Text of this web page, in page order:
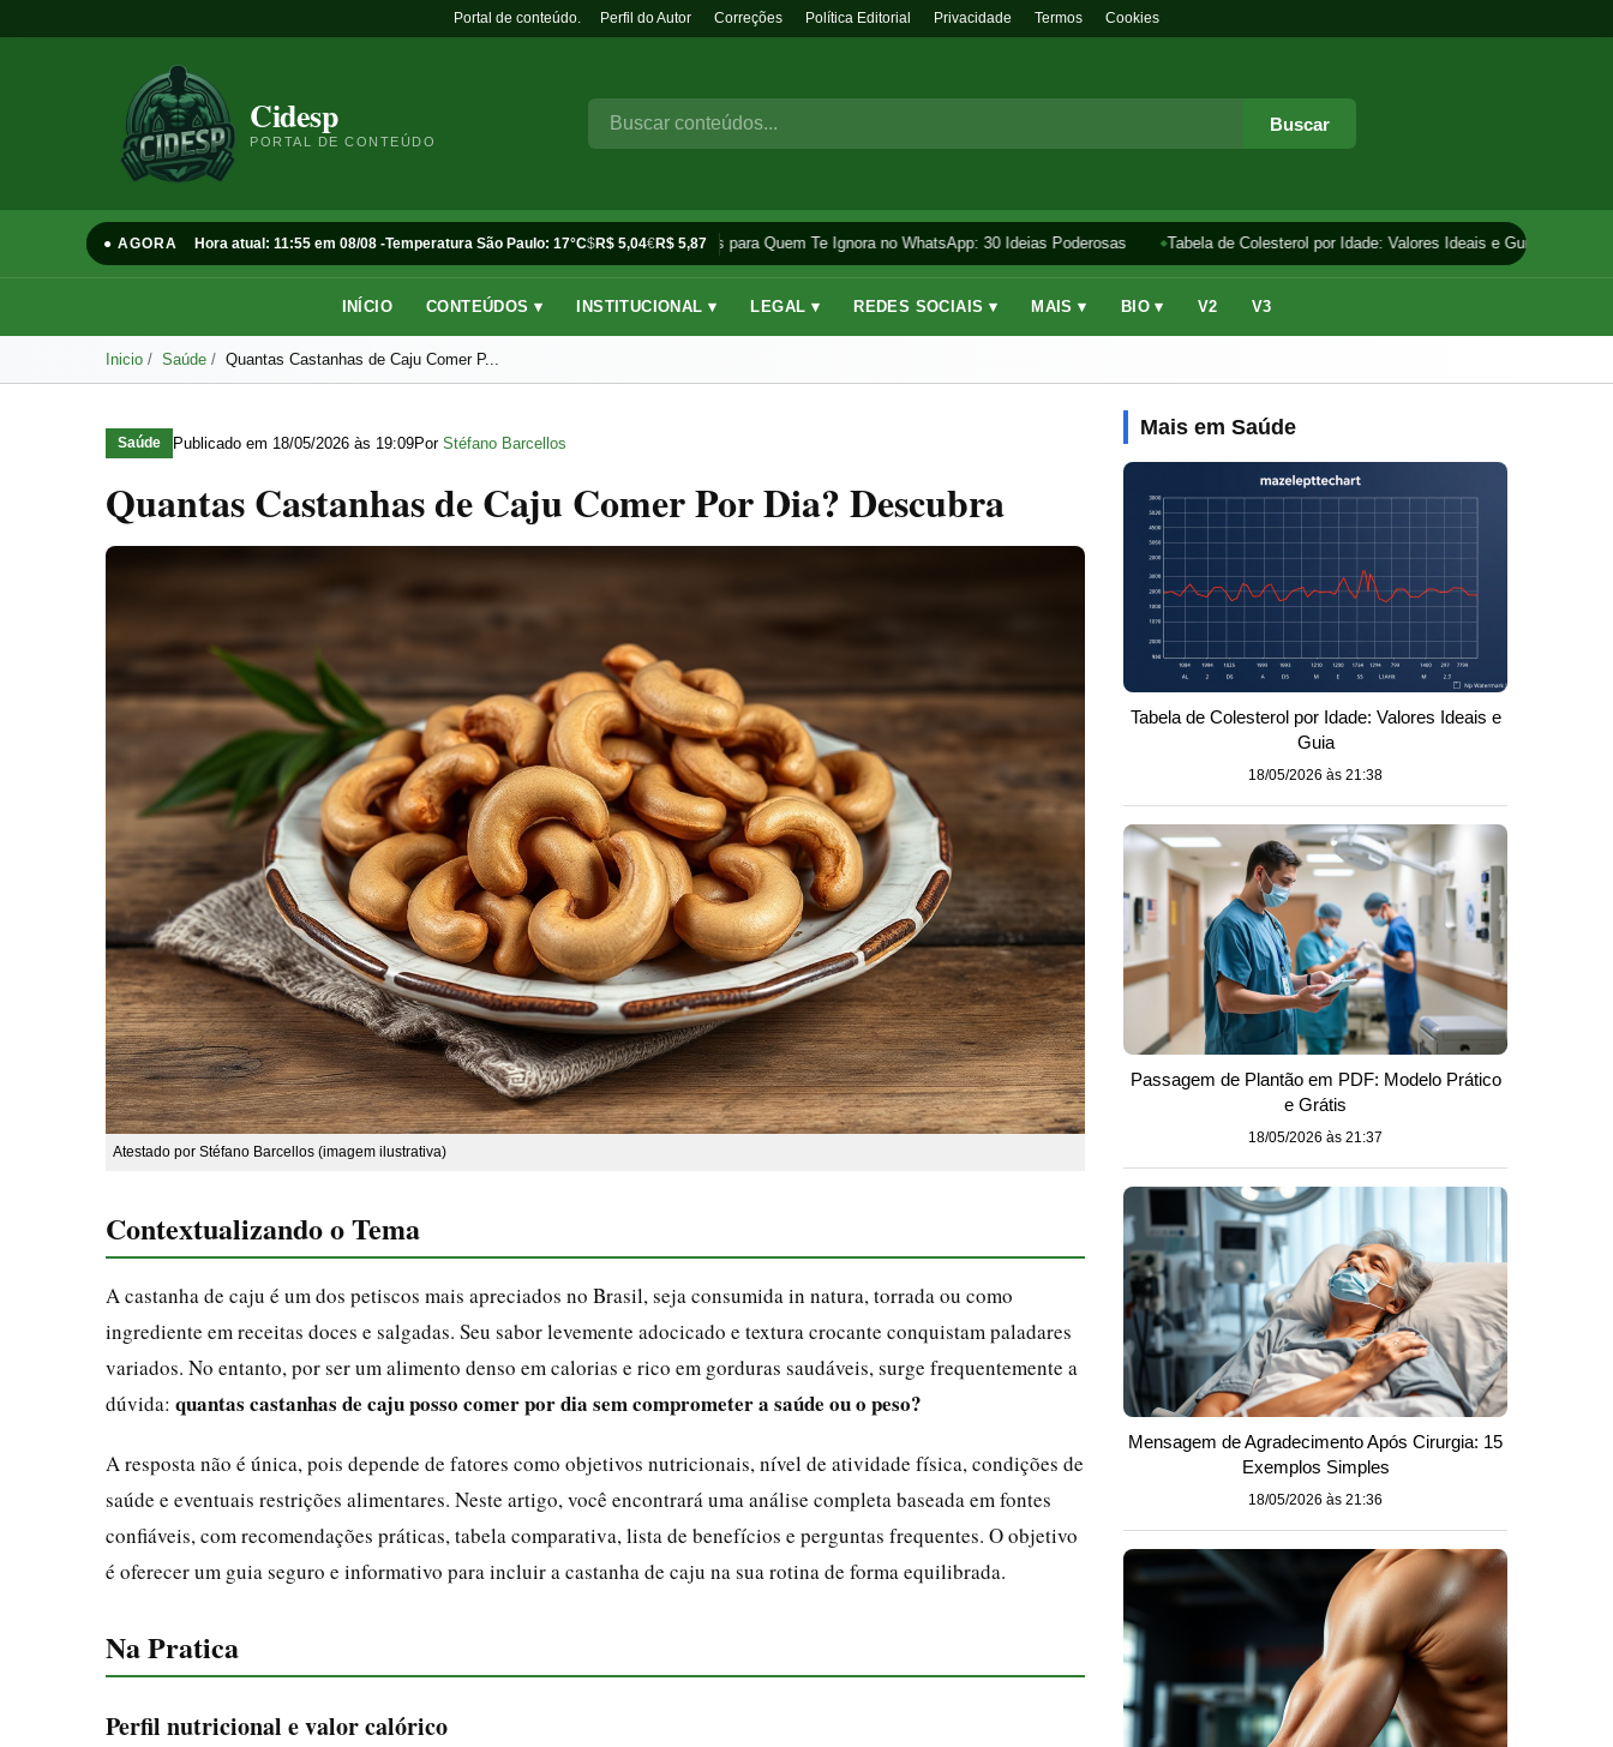
Portal de conteúdo. Perfil do Autor Correções Política Editorial Privacidade Termos Cookies
Cidesp
PORTAL DE CONTEÚDO
Buscar
● AGORA Hora atual: 11:55 em 08/08 -Temperatura São Paulo: 17°C$R$ 5,04€R$ 5,87
Frases para Quem Te Ignora no WhatsApp: 30 Ideias Poderosas Tabela de Colesterol por Idade: Valores Ideais e Guia
INÍCIO CONTEÚDOS ▾ INSTITUCIONAL ▾ LEGAL ▾ REDES SOCIAIS ▾ MAIS ▾ BIO ▾ V2 V3
Inicio Saúde Quantas Castanhas de Caju Comer P...
Saúde Publicado em 18/05/2026 às 19:09Por Stéfano Barcellos
Quantas Castanhas de Caju Comer Por Dia? Descubra
Atestado por Stéfano Barcellos (imagem ilustrativa)
Contextualizando o Tema
A castanha de caju é um dos petiscos mais apreciados no Brasil, seja consumida in natura, torrada ou como
ingrediente em receitas doces e salgadas. Seu sabor levemente adocicado e textura crocante conquistam paladares
variados. No entanto, por ser um alimento denso em calorias e rico em gorduras saudáveis, surge frequentemente a
dúvida: quantas castanhas de caju posso comer por dia sem comprometer a saúde ou o peso?
A resposta não é única, pois depende de fatores como objetivos nutricionais, nível de atividade física, condições de
saúde e eventuais restrições alimentares. Neste artigo, você encontrará uma análise completa baseada em fontes
confiáveis, com recomendações práticas, tabela comparativa, lista de benefícios e perguntas frequentes. O objetivo
é oferecer um guia seguro e informativo para incluir a castanha de caju na sua rotina de forma equilibrada.
Na Pratica
Perfil nutricional e valor calórico
Mais em Saúde
Tabela de Colesterol por Idade: Valores Ideais e
Guia
18/05/2026 às 21:38
Passagem de Plantão em PDF: Modelo Prático
e Grátis
18/05/2026 às 21:37
Mensagem de Agradecimento Após Cirurgia: 15
Exemplos Simples
18/05/2026 às 21:36